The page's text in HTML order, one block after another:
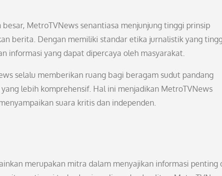
MetroTVNews senantiasa menjunjung tinggi prinsip
berita. Dengan memiliki standar etika jurnalistik yang
informasi yang dapat dipercaya oleh masyarakat.
selalu memberikan ruang bagi beragam sudut pandang
lebih komprehensif. Hal ini menjadikan MetroTVNews
suara kritis dan independen.
merupakan mitra dalam menyajikan informasi penting